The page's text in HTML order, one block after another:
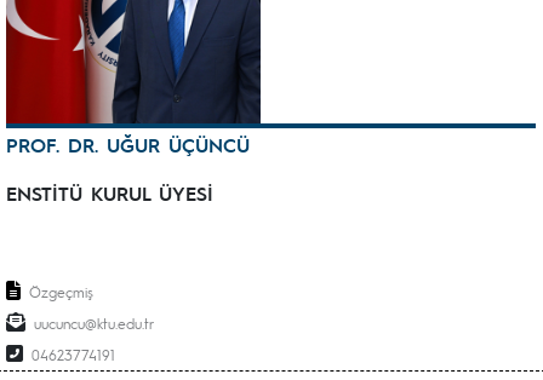
PROF. DR. UĞUR ÜÇÜNCÜ
ENSTİTÜ KURUL ÜYESİ
Özgeçmiş
uucuncu@ktu.edu.tr
04623774191